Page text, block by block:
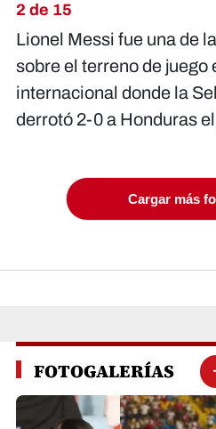
2 de 15
Lionel Messi fue una de
sobre el terreno de juego
internacional donde la
derrotó 2-0 a Honduras
Cargar más
FOTOGALERÍAS